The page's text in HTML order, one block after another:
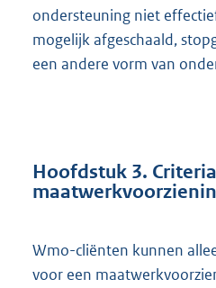
ondersteuning niet
mogelijk afgeschaald,
een andere vorm van
Hoofdstuk 3.
Wmo-cliënten kunnen
voor een